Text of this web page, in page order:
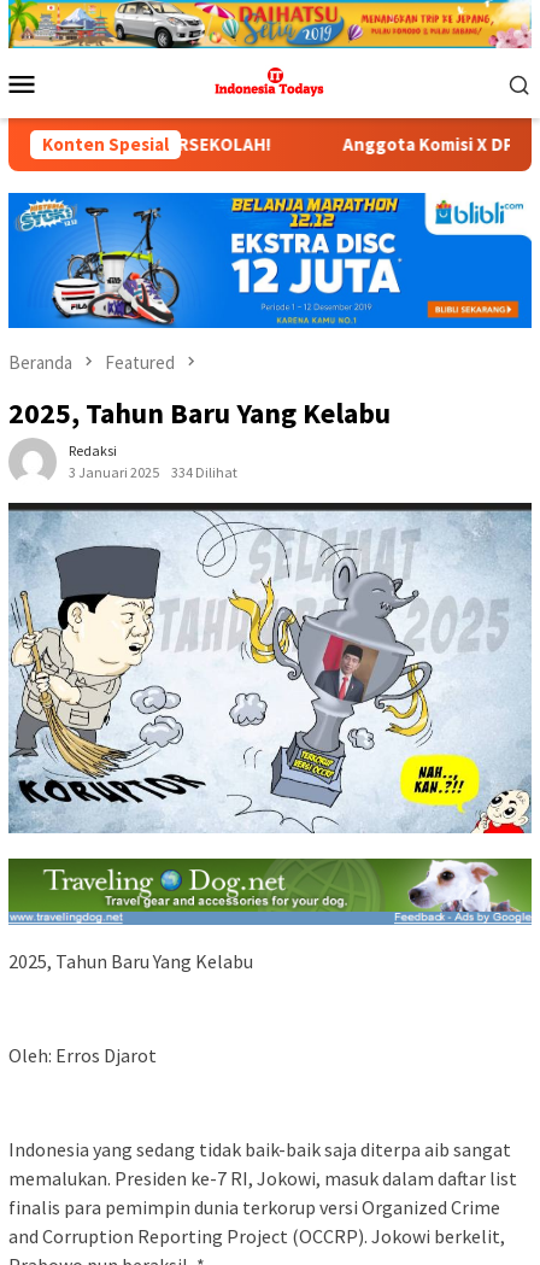
Loncat
ke
Mobile
Konten Spesial
Anggota Komisi X DPR RI Dr. Hj. Karmila Sari,
Beranda Featured
2025, Tahun Baru Yang Kelabu
Redaksi
3 Januari 2025
334 Dilihat
2025, Tahun Baru Yang Kelabu
Oleh: Erros Djarot
Indonesia yang sedang tidak baik-baik saja diterpa aib sangat
memalukan. Presiden ke-7 RI, Jokowi, masuk dalam daftar list
finalis para pemimpin dunia terkorup versi Organized Crime
and Corruption Reporting Project (OCCRP). Jokowi berkelit,